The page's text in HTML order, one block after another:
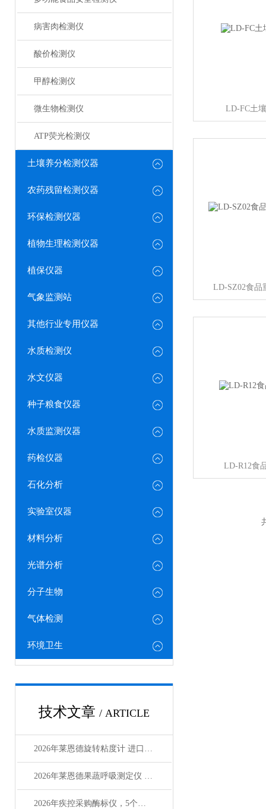
病害肉检测仪
酸价检测仪
甲醇检测仪
微生物检测仪
ATP荧光检测仪
土壤养分检测仪器
农药残留检测仪器
环保检测仪器
植物生理检测仪器
植保仪器
气象监测站
其他行业专用仪器
水质检测仪
水文仪器
种子粮食仪器
水质监测仪器
药检仪器
石化分析
实验室仪器
材料分析
光谱分析
分子生物
气体检测
环境卫生
技术文章 / ARTICLE
2026年莱恩德旋转粘度计 进口国产对标选型指南
2026年莱恩德果蔬呼吸测定仪 检测效率较传统方式提8倍
2026年疾控采购酶标仪，5个成本维度要算清
LD-FC土
LD-SZ02食品
LD-R12食